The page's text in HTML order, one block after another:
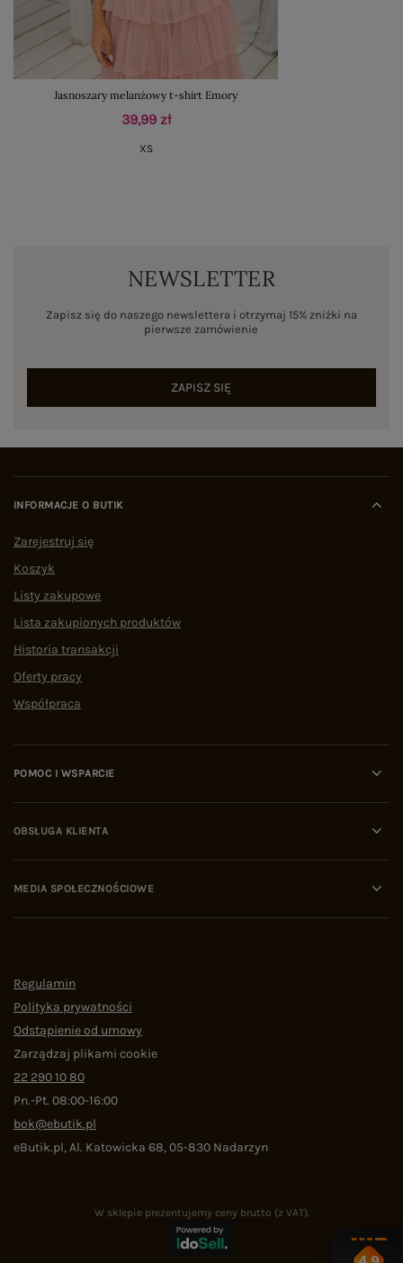
Jasnoszary melanżowy t-shirt Emory
39,99 zł
XS
NEWSLETTER
Zapisz się do naszego newslettera i otrzymaj 15% zniżki na
pierwsze zamówienie
ZAPISZ SIĘ
INFORMACJE O BUTIK
Zarejestruj się
Koszyk
Listy zakupowe
Lista zakupionych produktów
Historia transakcji
Oferty pracy
Współpraca
POMOC I WSPARCIE
OBSŁUGA KLIENTA
MEDIA SPOŁECZNOŚCIOWE
Regulamin
Polityka prywatności
Odstąpienie od umowy
Zarządzaj plikami cookie
22 290 10 80
Pn.-Pt. 08:00-16:00
bok@ebutik.pl
eButik.pl,Al. Katowicka 68,05-830 Nadarzyn
W sklepie prezentujemy ceny brutto (z VAT).